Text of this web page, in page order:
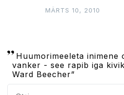
MÄRTS 10, 2010
Huumorimeeleta inimene
vanker - see rapib iga
Ward Beecher”